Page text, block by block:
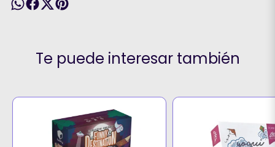
Te puede interesar también